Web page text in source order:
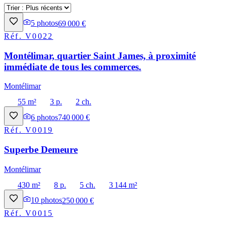
5 photos69 000 €
Réf.V0022
Montélimar, quartier Saint James, à proximité
immédiate de tous les commerces.
Montélimar
55 m²
3 p.
2 ch.
6 photos740 000 €
Réf.V0019
Superbe Demeure
Montélimar
430 m²
8 p. 5 ch.
3 144 m²
10 photos250 000 €
Réf.V0015